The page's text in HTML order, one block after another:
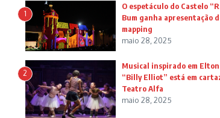
1
O espetáculo do Castelo
Bum ganha apresentação
mapping
maio 28, 2025
2
Musical inspirado em Elton
“Billy Elliot” está em
Teatro Alfa
maio 28, 2025